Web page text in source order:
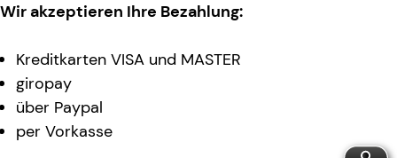
Wir akzeptieren Ihre Bezahlung:
Kreditkarten VISA und MASTER
giropay
über Paypal
per Vorkasse